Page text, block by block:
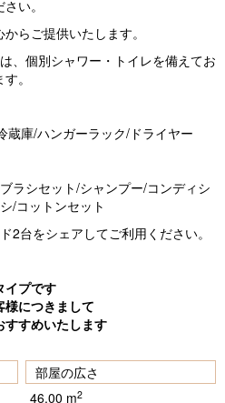
い。
らご提供いたします。
、個別シャワー・トイレを備えてお
。
蔵庫/ハンガーラック/ドライヤー
ラシセット/シャンプー/コンディシ
/コットンセット
2台をシェアしてご利用ください。
イプです
につきまして
すすめいたします
部屋の広さ
46.00 m2